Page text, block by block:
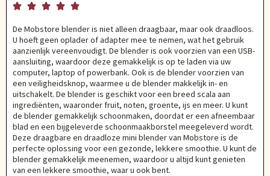
    
De Mobstore blender is niet alleen draagbaar, maar ook draadloos.
U hoeft geen oplader of adapter mee te nemen, wat het gebruik
aanzienlijk vereenvoudigt. De blender is ook voorzien van een USB-
aansluiting, waardoor deze gemakkelijk is op te laden via uw
computer, laptop of powerbank. Ook is de blender voorzien van
een veiligheidsknop, waarmee u de blender makkelijk in- en
uitschakelt. De blender is geschikt voor een breed scala aan
ingrediënten, waaronder fruit, noten, groente, ijs en meer. U kunt
de blender gemakkelijk schoonmaken, doordat er een afneembaar
blad en een bijgeleverde schoonmaakborstel meegeleverd wordt.
Deze draagbare en draadloze mini blender van Mobstore is de
perfecte oplossing voor een gezonde, lekkere smoothie. U kunt de
blender gemakkelijk meenemen, waardoor u altijd kunt genieten
van een lekkere smoothie, waar u ook bent.